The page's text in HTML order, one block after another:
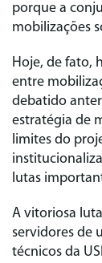
porque a
mobilizações
Hoje, de fato,
entre
debatido
estratégia de
limites do
lutas
A vitoriosa
servidores de
técnicos da